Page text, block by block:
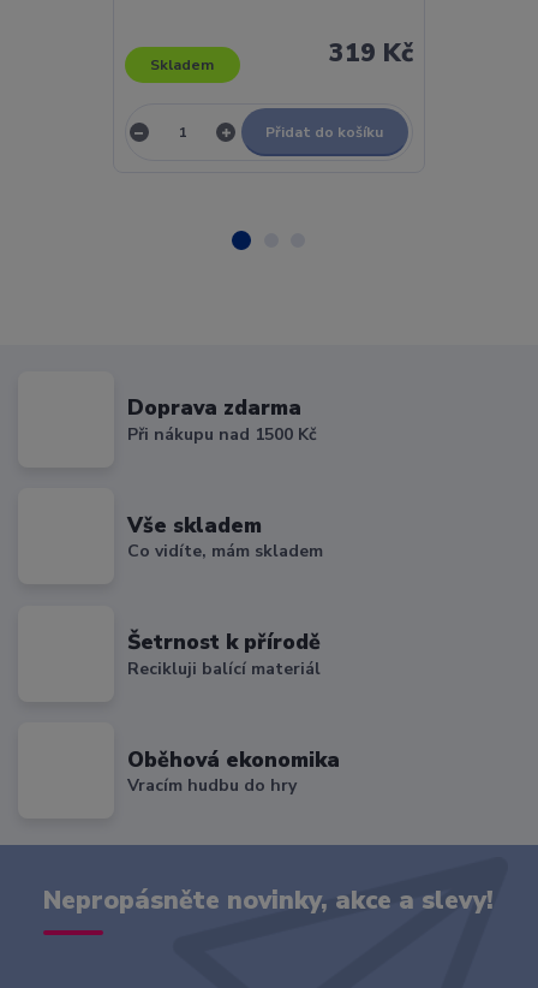
319 Kč
Skladem
Přidat do košíku
Doprava zdarma
Při nákupu nad 1500 Kč
Vše skladem
Co vidíte, mám skladem
Šetrnost k přírodě
Recikluji balící materiál
Oběhová ekonomika
Vracím hudbu do hry
Nepropásněte novinky, akce a slevy!